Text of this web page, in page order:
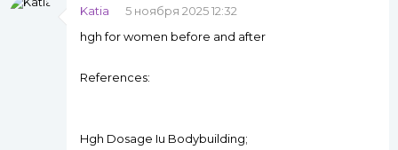
Katia
5 ноября 2025 12:32
hgh for women before and after
References:
Hgh Dosage Iu Bodybuilding;